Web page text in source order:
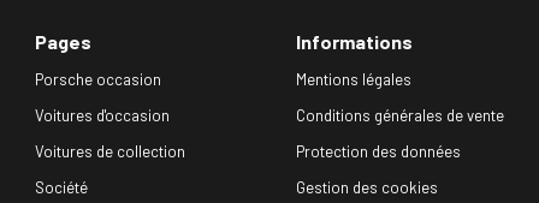
Pages
Porsche occasion
Voitures d'occasion
Voitures de collection
Société
Informations
Mentions légales
Conditions générales de vente
Protection des données
Gestion des cookies